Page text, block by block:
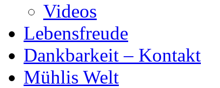
Videos
Lebensfreude
Dankbarkeit – Kontakt
Mühlis Welt